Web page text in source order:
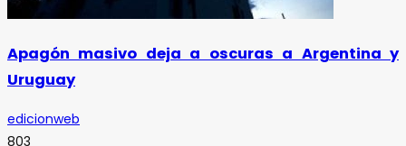
Apagón masivo deja a oscuras a Argentina y
Uruguay
edicionweb
803